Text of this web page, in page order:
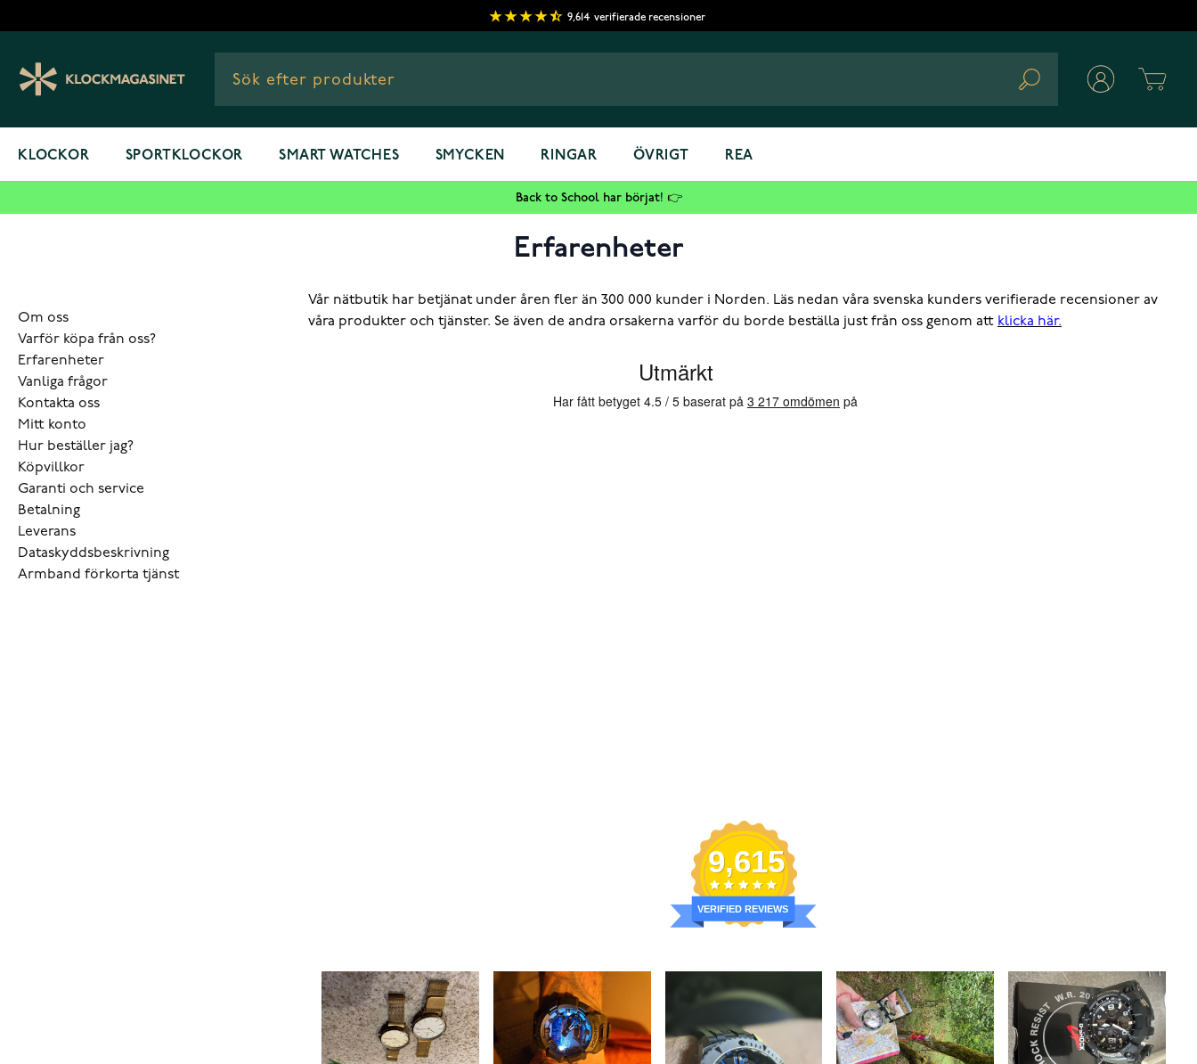
9,614 verifierade recensioner
Search
KLOCKOR SPORTKLOCKOR SMART WATCHES SMYCKEN RINGAR ÖVRIGT REA
Back to School har börjat! 👉
Erfarenheter
Vår nätbutik har betjänat under åren fler än 300 000 kunder i Norden. Läs nedan våra svenska kunders verifierade recensioner av
våra produkter och tjänster. Se även de andra orsakerna varför du borde beställa just från oss genom att klicka här.
9,615
VERIFIED REVIEWS
Om oss
Varför köpa från oss?
Erfarenheter
Vanliga frågor
Kontakta oss
Mitt konto
Hur beställer jag?
Köpvillkor
Garanti och service
Betalning
Leverans
Dataskyddsbeskrivning
Armband förkorta tjänst